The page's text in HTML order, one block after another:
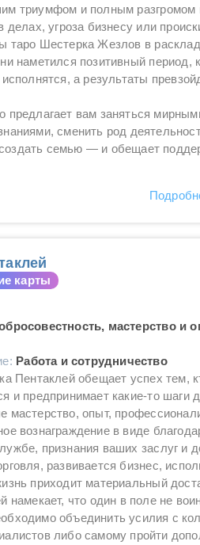
триумфом и полным разгромом
делах, угроза бизнесу или
таро Шестерка Жезлов в
наметился позитивный период,
а результаты
предлагает вам заняться
сменить род
семью — и обещает
карты
мастерство и
Работа и сотрудничество
Пентаклей обещает успех тем,
и предпринимает какие-то шаги
мастерство, опыт,
вознаграждение в виде
признания ваших заслуг и
развивается бизнес,
приходит материальный
намекает, что один в поле не
объединить усилия с
либо самому пройти